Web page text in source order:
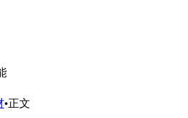
•正文